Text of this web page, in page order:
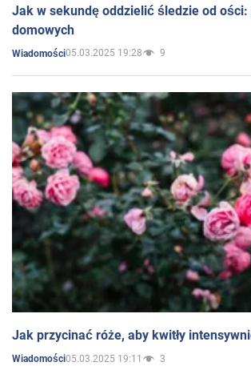
Jak w sekundę oddzielić śledzie od
domowych
Wiadomości05.03.2025 19:28 9
Jak przycinać róże, aby kwitły
Wiadomości05.03.2025 19:11 3